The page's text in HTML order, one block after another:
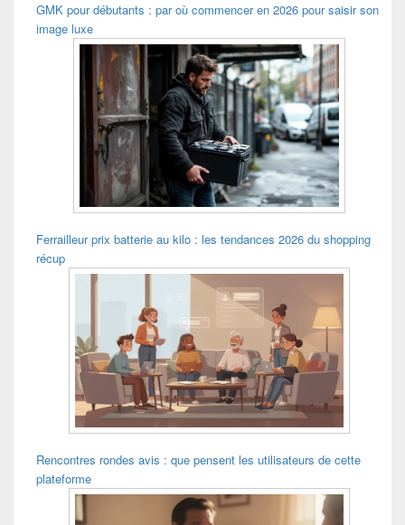
GMK pour débutants : par où commencer en 2026 pour saisir son
image luxe
Ferrailleur prix batterie au kilo : les tendances 2026 du shopping
récup
Rencontres rondes avis : que pensent les utilisateurs de cette
plateforme